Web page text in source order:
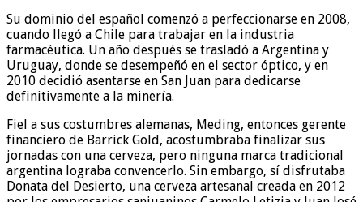
Su dominio del español comenzó a perfeccionarse en 2008,
cuando llegó a Chile para trabajar en la industria
farmacéutica. Un año después se trasladó a Argentina y
Uruguay, donde se desempeñó en el sector óptico, y en
2010 decidió asentarse en San Juan para dedicarse
definitivamente a la minería.
Fiel a sus costumbres alemanas, Meding, entonces gerente
financiero de Barrick Gold, acostumbraba finalizar sus
jornadas con una cerveza, pero ninguna marca tradicional
argentina lograba convencerlo. Sin embargo, sí disfrutaba
Donata del Desierto, una cerveza artesanal creada en 2012